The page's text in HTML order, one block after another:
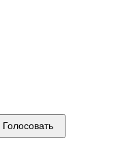
Голосовать